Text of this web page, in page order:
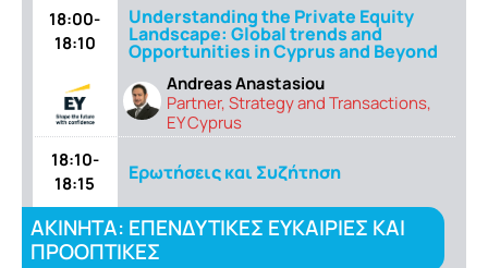
18:00-
18:10
Understanding the Private Equity
Landscape: Global trends and
Opportunities in Cyprus and Beyond
Andreas Anastasiou
Partner, Strategy and Transactions,
EY Cyprus
18:10-
18:15
Ερωτήσεις και Συζήτηση
ΑΚΙΝΗΤΑ: ΕΠΕΝΔΥΤΙΚΕΣ ΕΥΚΑΙΡΙΕΣ ΚΑΙ
ΠΡΟΟΠΤΙΚΕΣ